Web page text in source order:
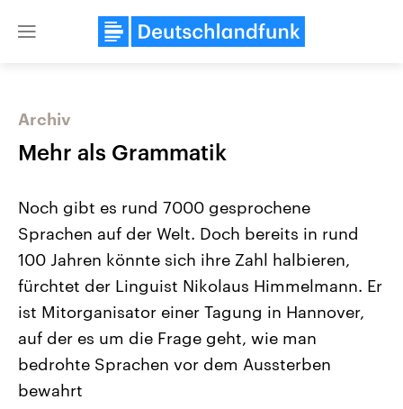
Close
Landtagswahl Sachsen-Anhalt
2026
Alle Informationen
Sachsen-Anhalt wählt am 6.
September 2026 einen neuen
Landtag. Seit 2021 wird das
Bundesland von einer Koalition aus
USA
Hintergründe
Wirtschaftlich und
gehören die Vereinigten
Archiv
Mehr als Grammatik
Noch gibt es rund 7000 gesprochene
Sprachen auf der Welt. Doch bereits in rund
100 Jahren könnte sich ihre Zahl halbieren,
fürchtet der Linguist Nikolaus Himmelmann. Er
ist Mitorganisator einer Tagung in Hannover,
auf der es um die Frage geht, wie man
bedrohte Sprachen vor dem Aussterben
bewahrt